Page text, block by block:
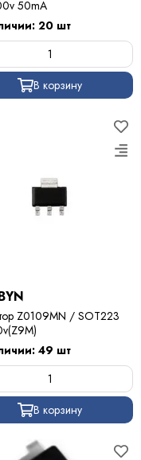
50mA
20 шт
В корзину
Z0109MN / SOT223
49 шт
В корзину